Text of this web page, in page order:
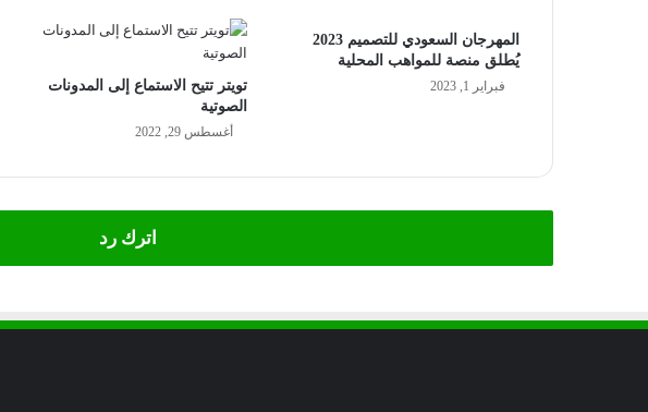
المهرجان السعودي للتصميم 2023
يُطلق منصة للمواهب المحلية
فبراير 1, 2023
تويتر تتيح الاستماع إلى المدونات
الصوتية
أغسطس 29, 2022
اترك رد